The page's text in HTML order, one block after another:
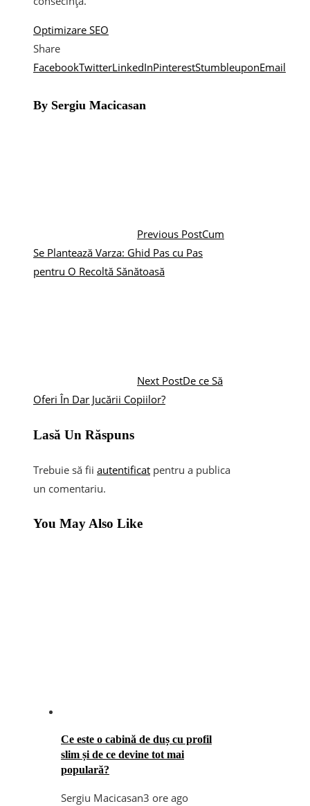
Optimizare SEO
Share
FacebookTwitterLinkedInPinterestStumbleuponEmail
By Sergiu Macicasan
Previous PostCum
Se Plantează Varza: Ghid Pas cu Pas
pentru O Recoltă Sănătoasă
Next PostDe ce Să
Oferi În Dar Jucării Copiilor?
Lasă Un Răspuns
Trebuie să fii autentificat pentru a publica
un comentariu.
You May Also Like
Ce este o cabină de duș cu profil
slim și de ce devine tot mai
populară?
Sergiu Macicasan3 ore ago